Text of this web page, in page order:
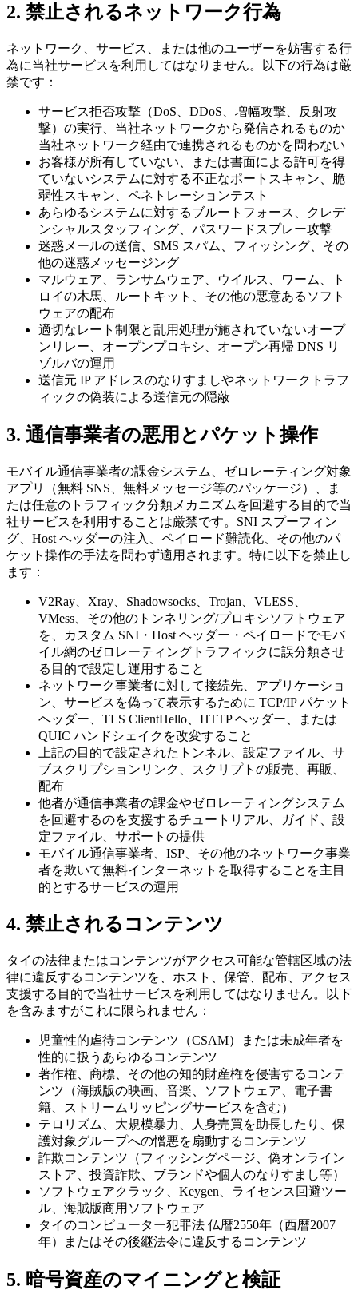
2. 禁止されるネットワーク行為
ネットワーク、サービス、または他のユーザーを妨害する行
為に当社サービスを利用してはなりません。以下の行為は厳
禁です：
サービス拒否攻撃（DoS、DDoS、増幅攻撃、反射攻
撃）の実行、当社ネットワークから発信されるものか
当社ネットワーク経由で連携されるものかを問わない
お客様が所有していない、または書面による許可を得
ていないシステムに対する不正なポートスキャン、脆
弱性スキャン、ペネトレーションテスト
あらゆるシステムに対するブルートフォース、クレデ
ンシャルスタッフィング、パスワードスプレー攻撃
迷惑メールの送信、SMS スパム、フィッシング、その
他の迷惑メッセージング
マルウェア、ランサムウェア、ウイルス、ワーム、ト
ロイの木馬、ルートキット、その他の悪意あるソフト
ウェアの配布
適切なレート制限と乱用処理が施されていないオープ
ンリレー、オープンプロキシ、オープン再帰 DNS リ
ゾルバの運用
送信元 IP アドレスのなりすましやネットワークトラフ
ィックの偽装による送信元の隠蔽
3. 通信事業者の悪用とパケット操作
モバイル通信事業者の課金システム、ゼロレーティング対象
アプリ（無料 SNS、無料メッセージ等のパッケージ）、ま
たは任意のトラフィック分類メカニズムを回避する目的で当
社サービスを利用することは厳禁です。SNI スプーフィン
グ、Host ヘッダーの注入、ペイロード難読化、その他のパ
ケット操作の手法を問わず適用されます。特に以下を禁止し
ます：
V2Ray、Xray、Shadowsocks、Trojan、VLESS、
VMess、その他のトンネリング/プロキシソフトウェア
を、カスタム SNI・Host ヘッダー・ペイロードでモバ
イル網のゼロレーティングトラフィックに誤分類させ
る目的で設定し運用すること
ネットワーク事業者に対して接続先、アプリケーショ
ン、サービスを偽って表示するために TCP/IP パケット
ヘッダー、TLS ClientHello、HTTP ヘッダー、または
QUIC ハンドシェイクを改変すること
上記の目的で設定されたトンネル、設定ファイル、サ
ブスクリプションリンク、スクリプトの販売、再販、
配布
他者が通信事業者の課金やゼロレーティングシステム
を回避するのを支援するチュートリアル、ガイド、設
定ファイル、サポートの提供
モバイル通信事業者、ISP、その他のネットワーク事業
者を欺いて無料インターネットを取得することを主目
的とするサービスの運用
4. 禁止されるコンテンツ
タイの法律またはコンテンツがアクセス可能な管轄区域の法
律に違反するコンテンツを、ホスト、保管、配布、アクセス
支援する目的で当社サービスを利用してはなりません。以下
を含みますがこれに限られません：
児童性的虐待コンテンツ（CSAM）または未成年者を
性的に扱うあらゆるコンテンツ
著作権、商標、その他の知的財産権を侵害するコンテ
ンツ（海賊版の映画、音楽、ソフトウェア、電子書
籍、ストリームリッピングサービスを含む）
テロリズム、大規模暴力、人身売買を助長したり、保
護対象グループへの憎悪を扇動するコンテンツ
詐欺コンテンツ（フィッシングページ、偽オンライン
ストア、投資詐欺、ブランドや個人のなりすまし等）
ソフトウェアクラック、Keygen、ライセンス回避ツー
ル、海賊版商用ソフトウェア
タイのコンピューター犯罪法 仏暦2550年（西暦2007
年）またはその後継法令に違反するコンテンツ
5. 暗号資産のマイニングと検証